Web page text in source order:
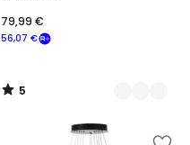
56,07 €
79,99 €
5
/